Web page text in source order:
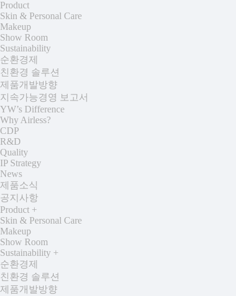
Product
Skin & Personal Care
Makeup
Show Room
Sustainability
순환경제
친환경 솔루션
제품개발방향
지속가능경영 보고서
YW’s Difference
Why Airless?
CDP
R&D
Quality
IP Strategy
News
제품소식
공지사항
Product +
Skin & Personal Care
Makeup
Show Room
Sustainability +
순환경제
친환경 솔루션
제품개발방향